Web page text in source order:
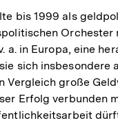
bis 1999 als
Orchester
a. in Europa, eine
sich insbesondere
Vergleich große
Erfolg verbunden